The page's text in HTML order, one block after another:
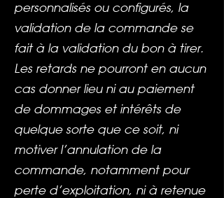
personnalisés ou configurés, la
validation de la commande se
fait à la validation du bon à tirer.
Les retards ne pourront en aucun
cas donner lieu ni au paiement
de dommages et intérêts de
quelque sorte que ce soit, ni
motiver l’annulation de la
commande, notamment pour
perte d’exploitation, ni à retenue